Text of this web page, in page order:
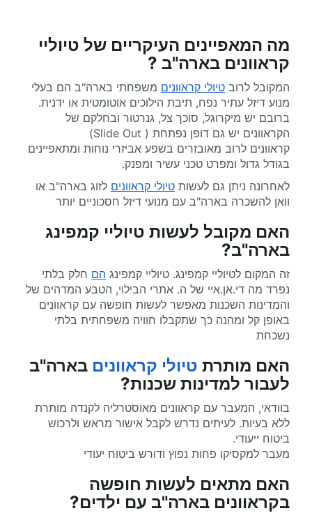
מה המאפיינים העיקריים של טיוליי
קראוונים בארה"ב ?
המקובל לרוב טיולי קראוונים משפחתי בארה"ב הם בעלי
מנוע דיזל עתיר נפח, תיבת הילוכים אוטומטית או ידנית.
ברובם יש מיקרוגל, סוכך צל, גנרטור ובחלקם של
הקראוונים יש גם דופן נפתחת ( Slide Out)
קראוונים לרוב מאובזרים בשפע אביזרי נוחות ומתאפיינים
בגודל גדול ומפרט טכני עשיר ומפנק.
לאחרונה ניתן גם לעשות טיולי קראוונים לזוג בארה"ב או
וואן להשכרה בארה"ב עם מנועי דיזל חסכוניים יותר
האם מקובל לעשות טיוליי קמפינג
בארה"ב?
זה המקום לטיוליי קמפינג. טיוליי קמפינג הם חלק בלתי
נפרד מה די.אן.איי של ה. אתרי הבילוי, הטבע המדהים של
והמדינות השכנות מאפשר לעשות חופשה עם קראוונים
באופן קל ומהנה כך שתקבלו חוויה משפחתית בלתי
נשכחת
האם מותרת טיולי קראוונים בארה"ב
לעבור למדינות שכנות?
בוודאי, המעבר עם קראוונים מאוסטרליה לקנדה מותרת
ללא בעיות. לעיתים נדרש לקבל אישור מראש ולרכוש
ביטוח ייעודי.
מעבר למקסיקו פחות נפוץ ודורש ביטוח יעודי
האם מתאים לעשות חופשה
בקראוונים בארה"ב עם ילדים?